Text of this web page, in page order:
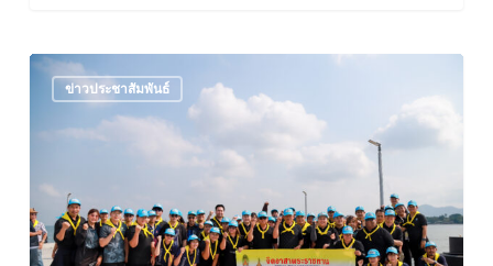
ข่าวประชาสัมพันธ์
กิจกรรม
ใน
โอกาส
วัน